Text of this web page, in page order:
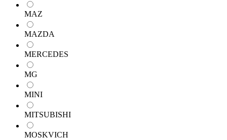
MAZ
MAZDA
MERCEDES
MG
MINI
MITSUBISHI
MOSKVICH